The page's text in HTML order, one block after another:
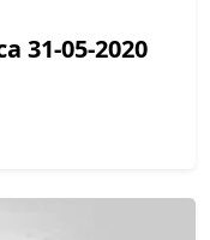
31-05-2020